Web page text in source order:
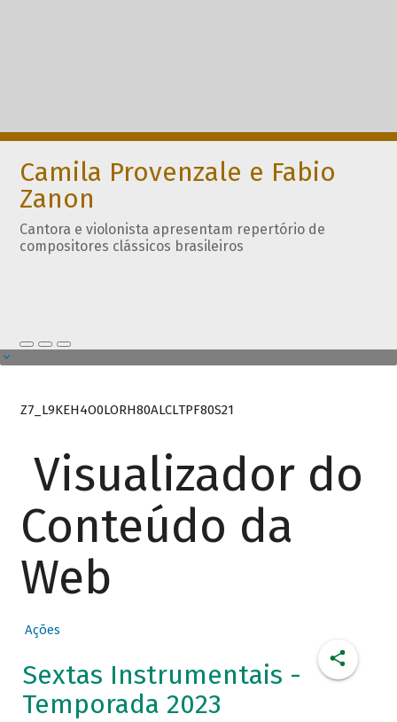
Camila Provenzale e Fabio
Zanon
Cantora e violonista apresentam repertório de
compositores clássicos brasileiros
Z7_L9KEH4O0LORH80ALCLTPF80S21
Visualizador do
Conteúdo da
Web
Ações
Sextas Instrumentais -
Temporada 2023